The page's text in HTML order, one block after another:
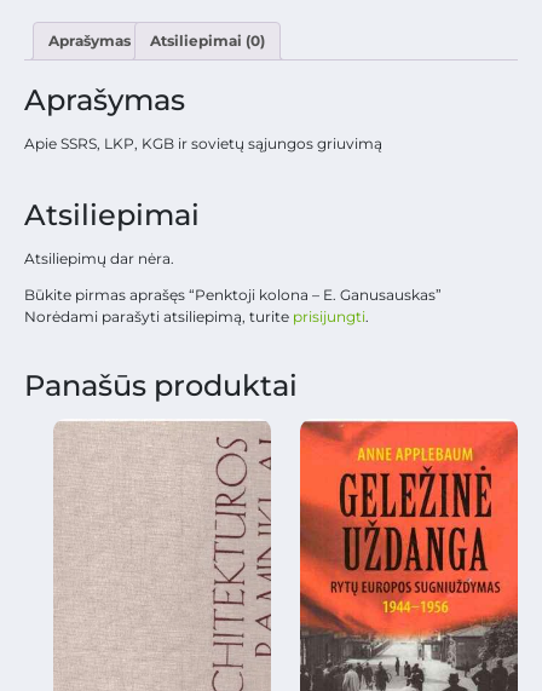
Aprašymas Atsiliepimai (0)
Aprašymas
Apie SSRS, LKP, KGB ir sovietų sąjungos griuvimą
Atsiliepimai
Atsiliepimų dar nėra.
Būkite pirmas aprašęs “Penktoji kolona – E. Ganusauskas”
Norėdami parašyti atsiliepimą, turite prisijungti.
Panašūs produktai